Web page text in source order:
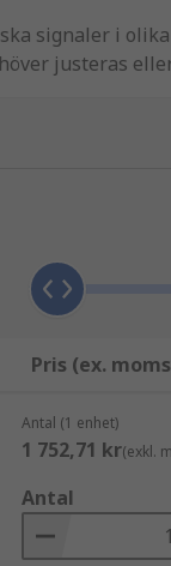
signaler i olika
justeras
specifika
de
filter används
notchfilter,
för
linjär
av ett
Pris (ex.
Antal (1 enhet)
1 752,71 kr(exkl.
Antal